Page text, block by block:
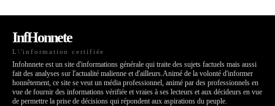
InfHonnete
L\'information certifiée
Infohnnete est un site d'informations générale qui traite des sujets factuels mais aussi
fait des analyses sur l'actualité malienne et d'ailleurs.Animé de la volonté d'informer
honnêtement, ce site se veut un média professionnel, animé par des professionnels en
vue de fournir des informations vérifiée et vraies à ses lecteurs et aux décideurs en vue
de permettre la prise de décisions qui répondent aux aspirations du peuple.